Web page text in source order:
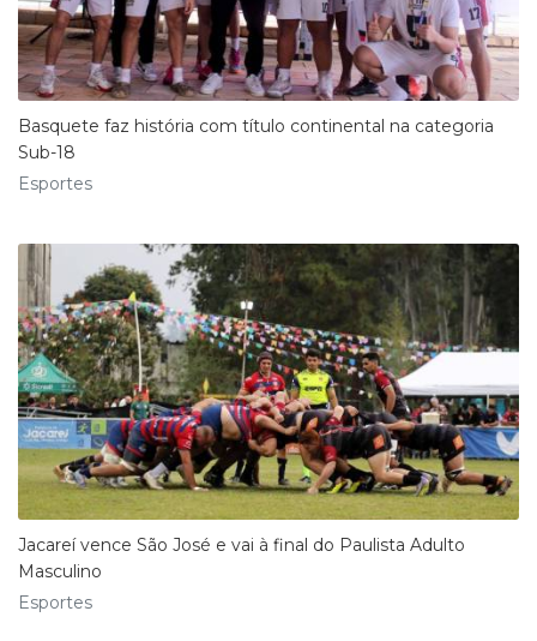
Basquete faz história com título continental na categoria
Sub-18
Esportes
Jacareí vence São José e vai à final do Paulista Adulto
Masculino
Esportes